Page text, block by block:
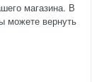
магазина. В
можете вернуть